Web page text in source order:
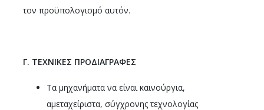
τον προϋπολογισμό αυτόν.
Γ. ΤΕΧΝΙΚΕΣ ΠΡΟΔΙΑΓΡΑΦΕΣ
Τα μηχανήματα να είναι καινούργια,
αμεταχείριστα, σύγχρονης τεχνολογίας